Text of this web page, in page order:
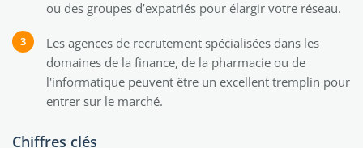
ou des groupes d’expatriés pour élargir votre réseau.
Les agences de recrutement spécialisées dans les
domaines de la finance, de la pharmacie ou de
l'informatique peuvent être un excellent tremplin pour
entrer sur le marché.
Chiffres clés